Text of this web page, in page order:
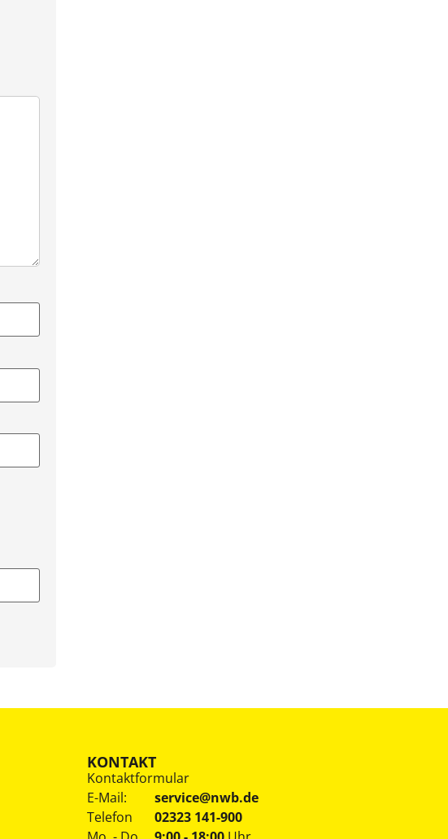
KONTAKT
Kontaktformular
E-Mail:
service@nwb.de
Telefon
02323 141-900